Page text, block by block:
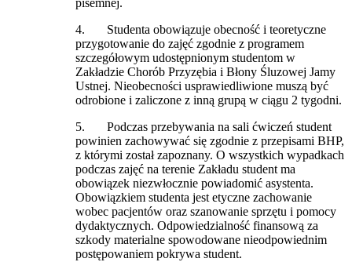
4. Studenta obowiązuje obecność i teoretyczne
przygotowanie do zajęć zgodnie z programem
szczegółowym udostępnionym studentom w
Zakładzie Chorób Przyzębia i Błony Śluzowej Jamy
Ustnej. Nieobecności usprawiedliwione muszą być
odrobione i zaliczone z inną grupą w ciągu 2 tygodni.
5. Podczas przebywania na sali ćwiczeń student
powinien zachowywać się zgodnie z przepisami BHP,
z którymi został zapoznany. O wszystkich wypadkach
podczas zajęć na terenie Zakładu student ma
obowiązek niezwłocznie powiadomić asystenta.
Obowiązkiem studenta jest etyczne zachowanie
wobec pacjentów oraz szanowanie sprzętu i pomocy
dydaktycznych. Odpowiedzialność finansową za
szkody materialne spowodowane nieodpowiednim
postępowaniem pokrywa student.